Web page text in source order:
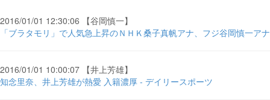
2016/01/01 12:30:06 【谷岡慎一】
「ブラタモリ」で人気急上昇のＮＨＫ桑子真帆アナ、フジ谷岡慎一ア
2016/01/01 10:00:07 【井上芳雄】
知念里奈、井上芳雄が熱愛 入籍濃厚 - デイリースポーツ